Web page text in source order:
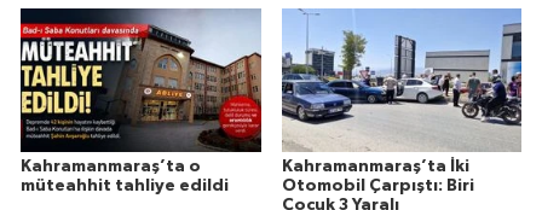
Kahramanmaraş’ta o
müteahhit tahliye edildi
Kahramanmaraş’ta İki
Otomobil Çarpıştı: Biri
Çocuk 3 Yaralı